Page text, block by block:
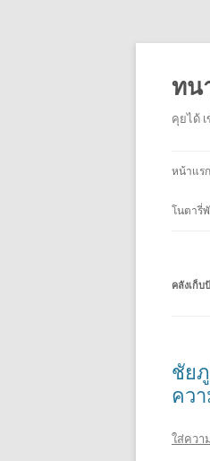
ทน
คุยได้
หน้าแรก
โนตารี่
คลังเก็บ
ชัย
คว
ใส่ควา